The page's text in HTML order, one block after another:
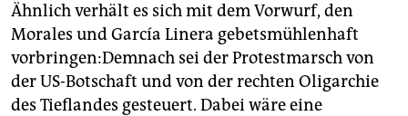
Ähnlich verhält es sich mit dem Vorwurf, den
Morales und García Linera gebetsmühlenhaft
vorbringen:Demnach sei der Protestmarsch von
der US-Botschaft und von der rechten Oligarchie
des Tieflandes gesteuert. Dabei wäre eine